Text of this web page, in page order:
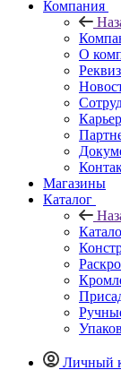
Компания
О
Магазины
Каталог
Личный